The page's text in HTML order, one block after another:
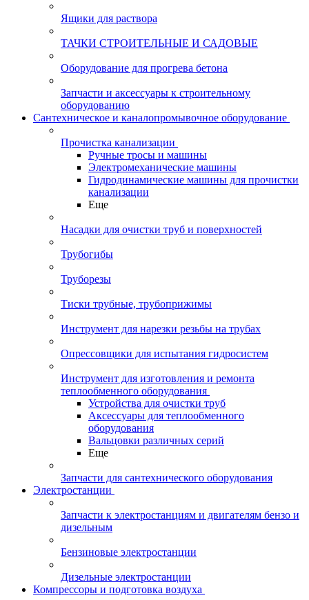
Ящики для раствора
ТАЧКИ СТРОИТЕЛЬНЫЕ И САДОВЫЕ
Оборудование для прогрева бетона
Запчасти и аксессуары к строительному
оборудованию
Сантехническое и каналопромывочное оборудование
Прочистка канализации
Ручные тросы и машины
Электромеханические машины
Гидродинамические машины для прочистки
канализации
Еще
Насадки для очистки труб и поверхностей
Трубогибы
Труборезы
Тиски трубные, трубоприжимы
Инструмент для нарезки резьбы на трубах
Опрессовщики для испытания гидросистем
Инструмент для изготовления и ремонта
теплообменного оборудования
Устройства для очистки труб
Аксессуары для теплообменного
оборудования
Вальцовки различных серий
Еще
Запчасти для сантехнического оборудования
Электростанции
Запчасти к электростанциям и двигателям бензо и
дизельным
Бензиновые электростанции
Дизельные электростанции
Компрессоры и подготовка воздуха